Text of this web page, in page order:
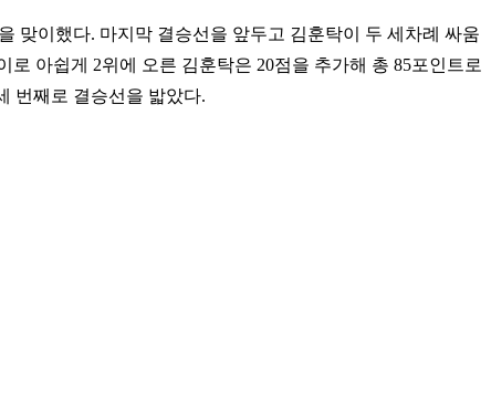
맞이했다. 마지막 결승선을 앞두고 김훈탁이 두 세차례 싸움
아쉽게 2위에 오른 김훈탁은 20점을 추가해 총 85포인트로
번째로 결승선을 밟았다.